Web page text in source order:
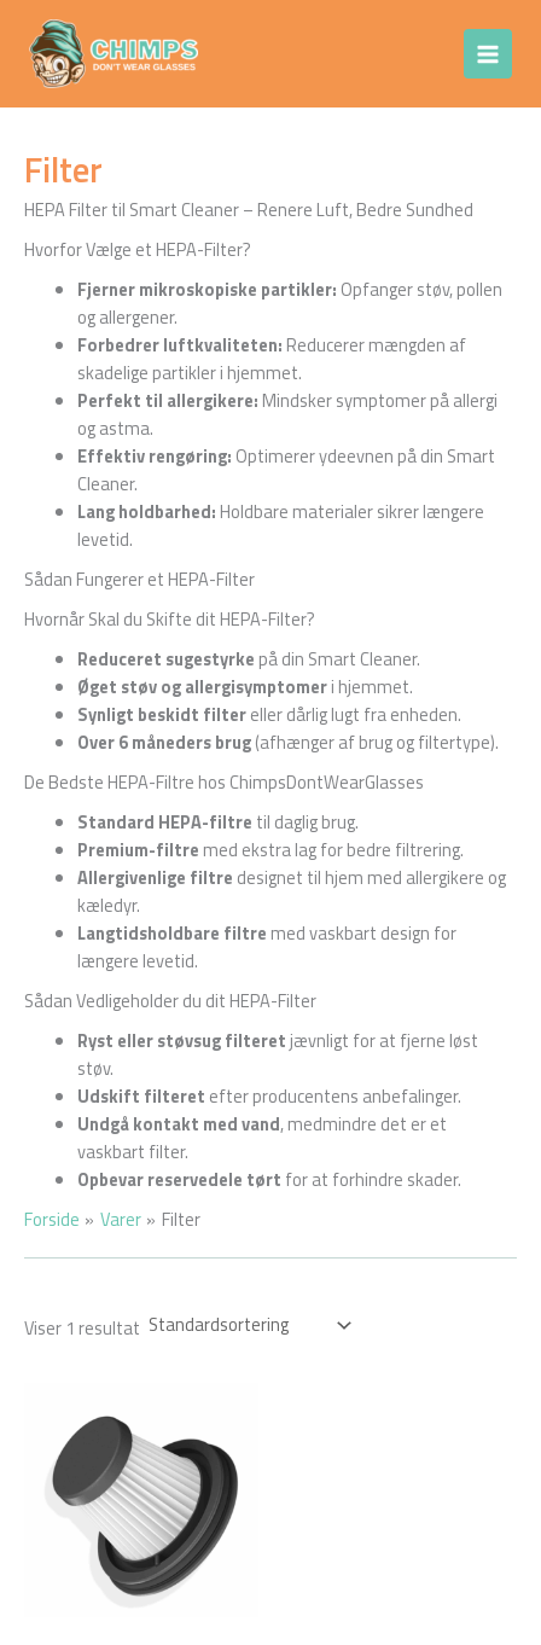
indholdet
Filter
HEPA Filter til Smart Cleaner – Renere Luft, Bedre Sundhed
Hvorfor Vælge et HEPA-Filter?
Fjerner mikroskopiske partikler: Opfanger støv, pollen
og allergener.
Forbedrer luftkvaliteten: Reducerer mængden af
skadelige partikler i hjemmet.
Perfekt til allergikere: Mindsker symptomer på allergi
og astma.
Effektiv rengøring: Optimerer ydeevnen på din Smart
Cleaner.
Lang holdbarhed: Holdbare materialer sikrer længere
levetid.
Sådan Fungerer et HEPA-Filter
Hvornår Skal du Skifte dit HEPA-Filter?
Reduceret sugestyrke på din Smart Cleaner.
Øget støv og allergisymptomeri hjemmet.
Synligt beskidt filtereller dårlig lugt fra enheden.
Over 6 måneders brug(afhænger af brug og filtertype).
De Bedste HEPA-Filtre hos ChimpsDontWearGlasses
Standard HEPA-filtre til daglig brug.
Premium-filtre med ekstra lag for bedre filtrering.
Allergivenlige filtre designet til hjem med allergikere og
kæledyr.
Langtidsholdbare filtre med vaskbart design for
længere levetid.
Sådan Vedligeholder du dit HEPA-Filter
Ryst eller støvsug filteretjævnligt for at fjerne løst
støv.
Udskift filteret efter producentens anbefalinger.
Undgå kontakt med vand, medmindre det er et
vaskbart filter.
Opbevar reservedele tørt for at forhindre skader.
Forside
Varer Filter
Viser 1 resultat